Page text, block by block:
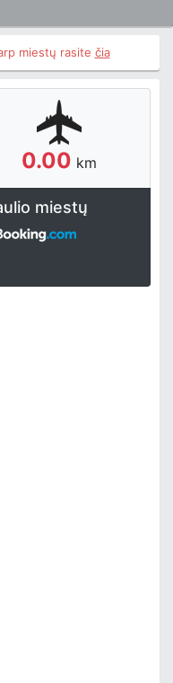
miestų rasite čia
0.00 km
miestų